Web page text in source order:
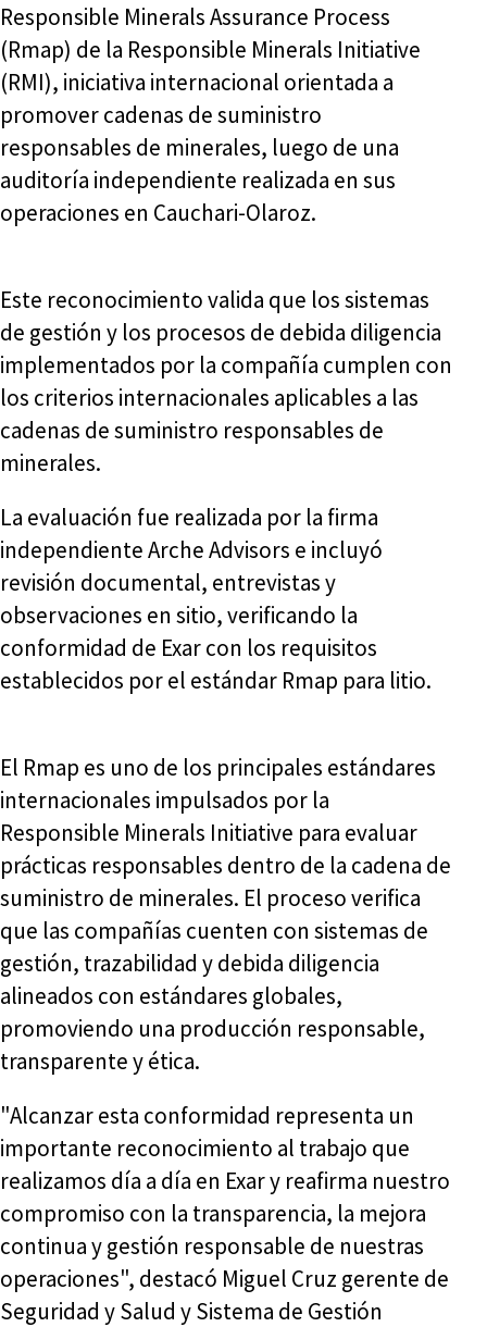
Responsible Minerals Assurance Process
(Rmap) de la Responsible Minerals Initiative
(RMI), iniciativa internacional orientada a
promover cadenas de suministro
responsables de minerales, luego de una
auditoría independiente realizada en sus
operaciones en Cauchari-Olaroz.
Este reconocimiento valida que los sistemas
de gestión y los procesos de debida diligencia
implementados por la compañía cumplen con
los criterios internacionales aplicables a las
cadenas de suministro responsables de
minerales.
La evaluación fue realizada por la firma
independiente Arche Advisors e incluyó
revisión documental, entrevistas y
observaciones en sitio, verificando la
conformidad de Exar con los requisitos
establecidos por el estándar Rmap para litio.
El Rmap es uno de los principales estándares
internacionales impulsados por la
Responsible Minerals Initiative para evaluar
prácticas responsables dentro de la cadena de
suministro de minerales. El proceso verifica
que las compañías cuenten con sistemas de
gestión, trazabilidad y debida diligencia
alineados con estándares globales,
promoviendo una producción responsable,
transparente y ética.
"Alcanzar esta conformidad representa un
importante reconocimiento al trabajo que
realizamos día a día en Exar y reafirma nuestro
compromiso con la transparencia, la mejora
continua y gestión responsable de nuestras
operaciones", destacó Miguel Cruz gerente de
Seguridad y Salud y Sistema de Gestión